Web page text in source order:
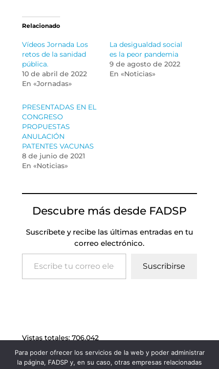
Relacionado
Vídeos Jornada Los
retos de la sanidad
pública.
10 de abril de 2022
En «Jornadas»
La desigualdad social
es la peor pandemia
9 de agosto de 2022
En «Noticias»
PRESENTADAS EN EL
CONGRESO
PROPUESTAS
ANULACIÓN
PATENTES VACUNAS
8 de junio de 2021
En «Noticias»
Descubre más desde FADSP
Suscríbete y recibe las últimas entradas en tu
correo electrónico.
Escribe tu correo electrónico…
Suscribirse
Vistas totales: 706.042
Para poder ofrecer los servicios de la web y poder administrar
la página, FADSP y, en su caso, otras empresas relacionadas